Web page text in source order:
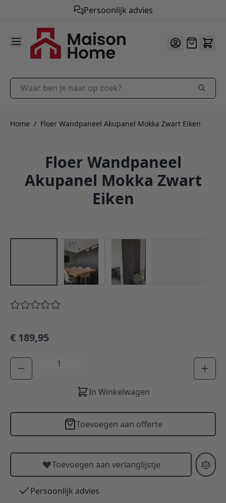
Persoonlijk advies
Gratis verzending vanaf €50,-
9.9/10
Ga naar de inhoud
Offerte
Waar ben je naar op zoek?
Home / Floer Wandpaneel Akupanel Mokka Zwart Eiken
Floer Wandpaneel
Akupanel Mokka Zwart
Eiken
€ 189,95
Aantal
In Winkelwagen
Toevoegen aan offerte
Toevoegen aan verlanglijstje
Persoonlijk advies